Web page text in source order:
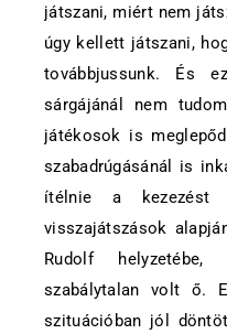
játszani, miért nem
úgy kellett játszani,
továbbjussunk. És
sárgájánál nem
játékosok is
szabadrúgásánál is
ítélnie a kezezést
visszajátszások
Rudolf
szabálytalan volt ő.
szituációban jól